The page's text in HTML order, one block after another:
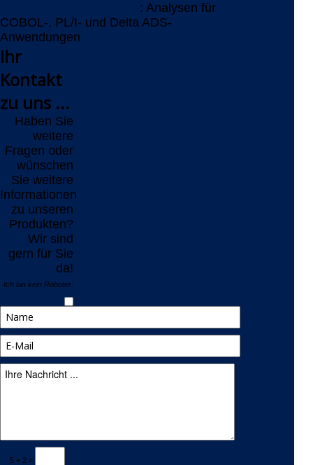
: Analysen für
COBOL-, PL/I- und Delta ADS-
Anwendungen
Ihr
Kontakt
zu uns ...
Haben Sie
weitere
Fragen oder
wünschen
Sie weitere
Informationen
zu unseren
Produkten?
Wir sind
gern für Sie
da!
Ich bin kein Roboter:
5 + 2 =